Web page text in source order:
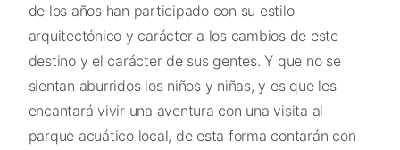
de los años han participado con su estilo
arquitectónico y carácter a los cambios de este
destino y el carácter de sus gentes. Y que no se
sientan aburridos los niños y niñas, y es que les
encantará vivir una aventura con una visita al
parque acuático local, de esta forma contarán con